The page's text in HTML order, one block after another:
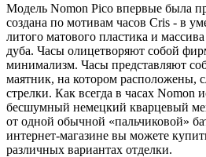
Модель Nomon Pico впервые была
создана по мотивам часов Cris - в
литого матового пластика и
дуба. Часы олицетворяют собой
минимализм. Часы представляют
маятник, на котором расположены,
стрелки. Как всегда в часах Nomon
бесшумный немецкий кварцевый
от одной обычной «пальчиковой»
интернет-магазине вы можете
различных вариантах отделки.